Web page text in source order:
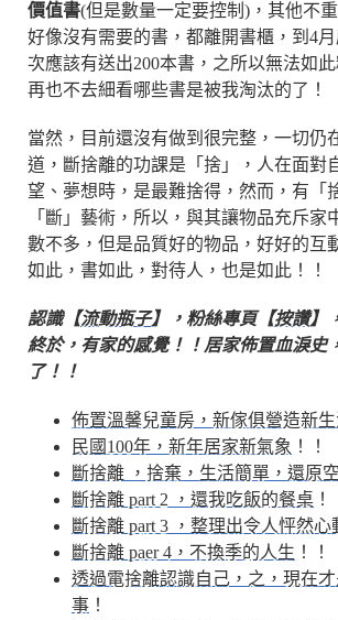
價值書(但是數量一定要控制)，其他不
好像沒有需要的書，都離開書櫃，到4
次應該有送出200本書，之所以無法如
再也不去細看哪些書是被我淘汰的了！
當然，目前還沒有做到很完整，一切仍
道，斷捨離的功課是「捨」，人在面對
望、夢想時，是最難捨得，然而，有「
「斷」藝術，所以，與其讓物品充斥家
數不多，但是品質好的物品，好好的互
如此，書如此，對待人，也是如此！！
認識【流動瓶子】，粉絲專頁【按讚】
終於，有家的感覺！！居家佈置血淚史
了！！
佈置溫馨兒童房，新傢俱營造新
民國100年，新年居家新氣象 ！！
斷捨離 ，捨棄，生活簡單，還原
斷捨離 part 2 ，還我吃飯的餐桌 ！
斷捨離 part 3 ，整理出令人怦然心
斷捨離 paer 4，不換季的人生 ！！
透過電捨離認識自己，之，現在
事 ！